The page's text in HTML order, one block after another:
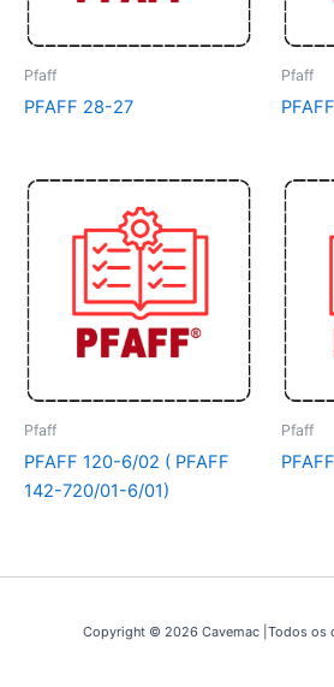
Pfaff
PFAFF 28-27
Pfaff
Pfaff
PFAFF 120-6/02 ( PFAFF
142-720/01-6/01)
Pfaff
Copyright © 2026 Cavemac |Todos os